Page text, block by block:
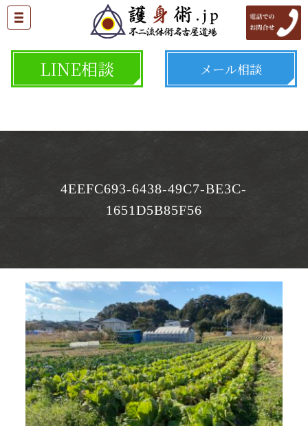
LINE相談 メール相談
4EEFC693-6438-49C7-BE3C-
1651D5B85F56